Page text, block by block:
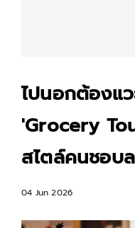
ไปนอกต้องแ
'Grocery
สไตล์คนชอบ
04 Jun 2026